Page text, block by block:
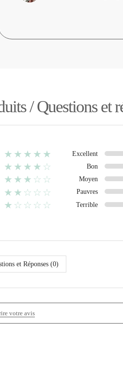
/ Questions et
★★★★★ Excellent
★★★★☆ Bon
★★★☆☆ Moyen
★★☆☆☆ Pauvres
★☆☆☆☆ Terrible
et Réponses (0)
votre avis